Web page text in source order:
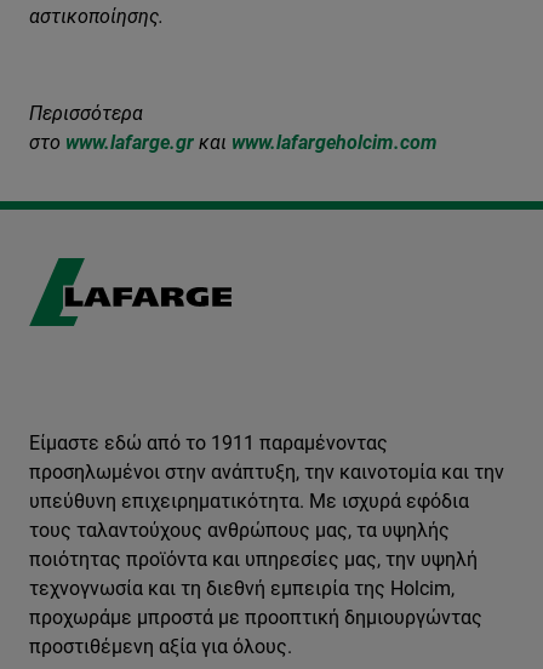
αστικοποίησης.
Περισσότερα
στο www.lafarge.gr και www.lafargeholcim.com
Είμαστε εδώ από το 1911 παραμένοντας
προσηλωμένοι στην ανάπτυξη, την καινοτομία και την
υπεύθυνη επιχειρηματικότητα. Με ισχυρά εφόδια
τους ταλαντούχους ανθρώπους μας, τα υψηλής
ποιότητας προϊόντα και υπηρεσίες μας, την υψηλή
τεχνογνωσία και τη διεθνή εμπειρία της Holcim,
προχωράμε μπροστά με προοπτική δημιουργώντας
προστιθέμενη αξία για όλους.